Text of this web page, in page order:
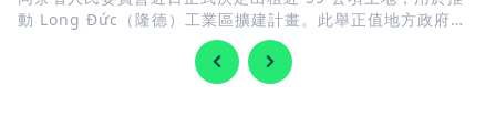
動 Long Đức（隆德）工業區擴建計畫。此舉正值地方政府加
快完善基礎建設，迎接 隆城國際機場 即將投入營運，同時持續
擴充工業用地，以滿足國內外企業日益增加的投資需求。